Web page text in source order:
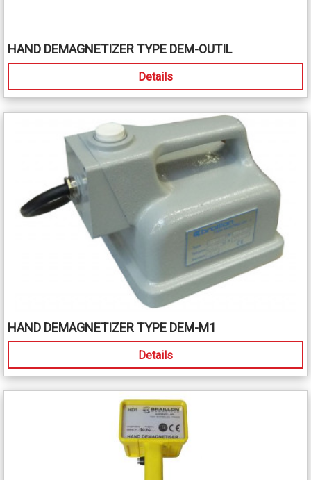
HAND DEMAGNETIZER TYPE DEM-OUTIL
Details
HAND DEMAGNETIZER TYPE DEM-M1
Details